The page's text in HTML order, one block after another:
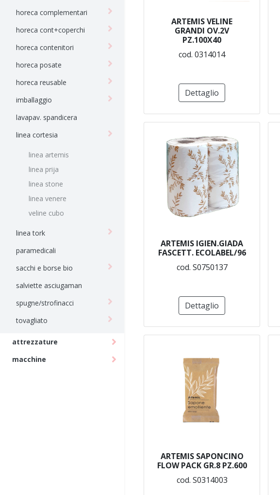
horeca complementari
horeca cont+coperchi
horeca contenitori
horeca posate
horeca reusable
imballaggio
lavapav. spandicera
linea cortesia
linea artemis
linea prija
linea stone
linea venere
veline cubo
linea tork
paramedicali
sacchi e borse bio
salviette asciugaman
spugne/strofinacci
tovagliato
attrezzature
macchine
ARTEMIS VELINE
GRANDI OV.2V
PZ.100X40
cod. 0314014
Dettaglio
ARTEMIS IGIEN.GIADA
FASCETT. ECOLABEL/96
cod. S0750137
Dettaglio
ARTEMIS SAPONCINO
FLOW PACK GR.8 PZ.600
cod. S0314003